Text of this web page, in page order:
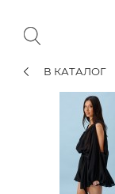
В КАТАЛОГ